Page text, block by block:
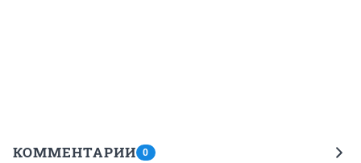
КОММЕНТАРИИ 0